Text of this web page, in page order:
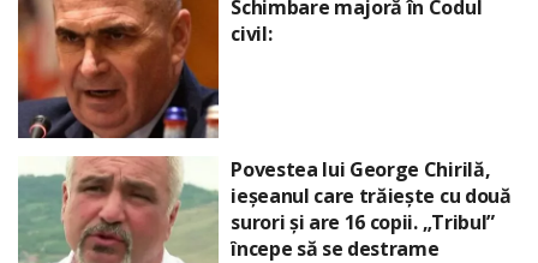
Schimbare majoră în Codul
civil:
Povestea lui George Chirilă,
ieșeanul care trăiește cu două
surori și are 16 copii. „Tribul”
începe să se destrame